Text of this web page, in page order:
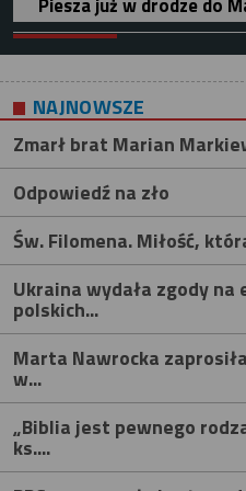
Piesza już w drodze do
NAJNOWSZE
Zmarł brat Marian
Odpowiedź na zło
Św. Filomena. Miłość,
Ukraina wydała zgody
polskich...
Marta Nawrocka
w...
„Biblia jest pewnego
ks....